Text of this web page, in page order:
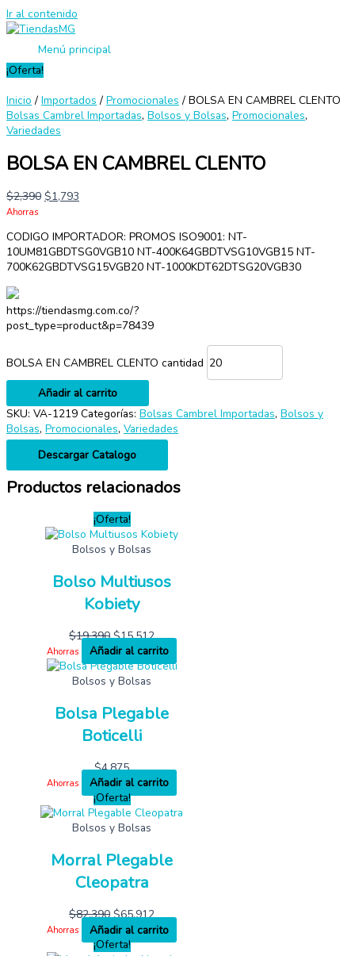
Ir al contenido
Menú principal
¡Oferta!
Inicio / Importados / Promocionales / BOLSA EN CAMBREL CLENTO
Bolsas Cambrel Importadas, Bolsos y Bolsas, Promocionales,
Variedades
BOLSA EN CAMBREL CLENTO
$2,390 $1,793
Ahorras
CODIGO IMPORTADOR: PROMOS ISO9001: NT-
10UM81GBDTSG0VGB10 NT-400K64GBDTVSG10VGB15 NT-
700K62GBDTVSG15VGB20 NT-1000KDT62DTSG20VGB30
https://tiendasmg.com.co/?
post_type=product&p=78439
BOLSA EN CAMBREL CLENTO cantidad
Añadir al carrito
SKU: VA-1219 Categorías: Bolsas Cambrel Importadas, Bolsos y
Bolsas, Promocionales, Variedades
Descargar Catalogo
Productos relacionados
¡Oferta!
Bolsos y Bolsas
Bolso Multiusos
Kobiety
$19,390 $15,512
Ahorras
Añadir al carrito
Bolsos y Bolsas
Bolsa Plegable
Boticelli
$4,875
Ahorras
Añadir al carrito
¡Oferta!
Bolsos y Bolsas
Morral Plegable
Cleopatra
$82,390 $65,912
Ahorras
Añadir al carrito
¡Oferta!